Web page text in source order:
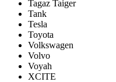
Tagaz Taiger
Tank
Tesla
Toyota
Volkswagen
Volvo
Voyah
XCITE